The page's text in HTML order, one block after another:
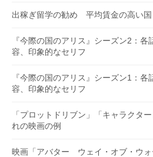
出稼ぎ留学の勧め 平均賃金の高い
『今際の国のアリス』シーズン2：
容、印象的なセリフ
『今際の国のアリス』シーズン1：
容、印象的なセリフ
「プロットドリブン」「キャラクタ
れの映画の例
映画「アバター ウェイ・オブ・ウォ